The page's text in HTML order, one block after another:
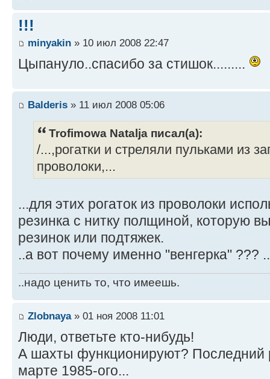
!!!
minyakin » 10 июл 2008 22:47
Цыпануло..спасибо за стишок.........
Balderis » 11 июл 2008 05:06
Trofimowa Natalja писал(а):
/...,рогатки и стреляли пульками из
проволоки,...
...для этих рогаток из проволоки
резинка с нитку полщиной, которую
резинок или подтяжек.
..а вот почему именно "венгерка" ???
..надо ценить то, что имеешь.
Zlobnaya» 01 ноя 2008 11:01
Люди, ответьте кто-нибудь!
А шахты функционируют? Последний
марте 1985-ого...